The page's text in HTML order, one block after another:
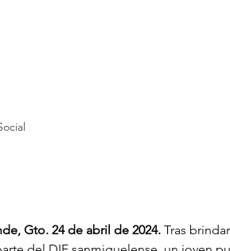
Gto. 24 de abril de 2024. Tras